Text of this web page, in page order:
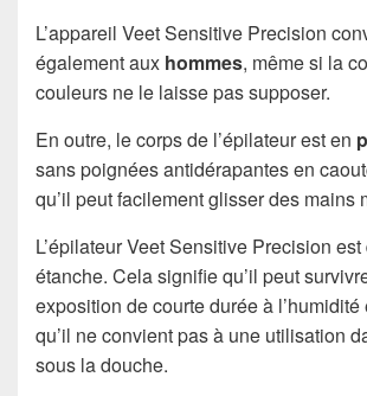
L’appareil Veet Sensitive Precision
également aux hommes, même si la
couleurs ne le laisse pas supposer.
En outre, le corps de l’épilateur est en
sans poignées antidérapantes en
qu’il peut facilement glisser des mains
L’épilateur Veet Sensitive Precision est
étanche. Cela signifie qu’il peut
exposition de courte durée à l’humidité
qu’il ne convient pas à une utilisation
sous la douche.